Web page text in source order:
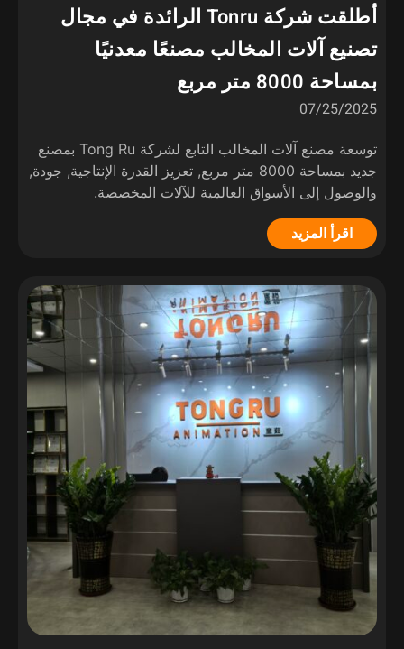
أطلقت شركة Tonru الرائدة في مجال
تصنيع آلات المخالب مصنعًا معدنيًا
بمساحة 8000 متر مربع
07/25/2025
توسعة مصنع آلات المخالب التابع لشركة Tong Ru بمصنع
جديد بمساحة 8000 متر مربع, تعزيز القدرة الإنتاجية, جودة,
والوصول إلى الأسواق العالمية للآلات المخصصة.
اقرأ المزيد